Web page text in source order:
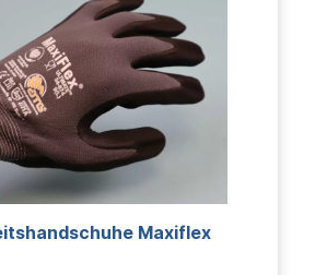
Maxiflex